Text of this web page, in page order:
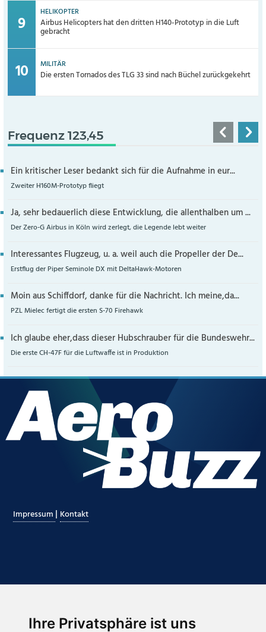
Ihre Privatsphäre ist uns
HELIKOPTER
Airbus Helicopters hat den dritten H140-Prototyp in die Luft
gebracht
MILITÄR
Die ersten Tornados des TLG 33 sind nach Büchel zurückgekehrt
Frequenz 123,45
Ein kritischer Leser bedankt sich für die Aufnahme in eur...
Zweiter H160M-Prototyp fliegt
Ja, sehr bedauerlich diese Entwicklung, die allenthalben um ...
Der Zero-G Airbus in Köln wird zerlegt, die Legende lebt weiter
Interessantes Flugzeug, u. a. weil auch die Propeller der De...
Erstflug der Piper Seminole DX mit DeltaHawk-Motoren
Moin aus Schiffdorf, danke für die Nachricht. Ich meine,da...
PZL Mielec fertigt die ersten S-70 Firehawk
Ich glaube eher,dass dieser Hubschrauber für die Bundeswehr...
Die erste CH-47F für die Luftwaffe ist in Produktion
Impressum | Kontakt